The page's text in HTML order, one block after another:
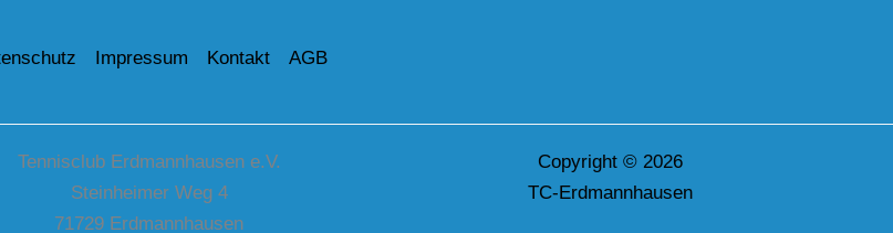
Impressum Kontakt AGB
Tennisclub Erdmannhausen e.V.
Steinheimer Weg 4
71729 Erdmannhausen
Copyright © 2026
TC-Erdmannhausen